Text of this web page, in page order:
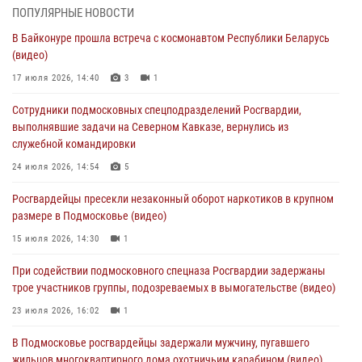
крупную сумму в Подмосковье
31 июля 2026, 13:00
действиях в Подмосковье (видео)
В Главном управлении Росгвардии по Московской области
образования региональной общественной организации ветеранов
войск правопорядка (видео)
30 июля 2026, 13:00 5
Росгвардейцы задержали нетрезвую автоледи в Подмосковье
30 июля 2026, 08:00
ПОПУЛЯРНЫЕ НОВОСТИ
В Байконуре прошла встреча с космонавтом Республики Беларусь
(видео)
17 июля 2026, 14:40 3 1
Сотрудники подмосковных спецподразделений Росгвардии,
выполнявшие задачи на Северном Кавказе, вернулись из
служебной командировки
24 июля 2026, 14:54 5
Росгвардейцы пресекли незаконный оборот наркотиков в крупном
размере в Подмосковье (видео)
15 июля 2026, 14:30 1
При содействии подмосковного спецназа Росгвардии задержаны
трое участников группы, подозреваемых в вымогательстве (видео)
23 июля 2026, 16:02 1
В Подмосковье росгвардейцы задержали мужчину, пугавшего